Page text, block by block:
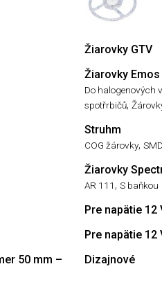
Žiarovky GTV
Žiarovky Emos
Do halogenových
spotřrbičů,
Struhm
COG žárovky, SMD
Žiarovky
AR 111 , S baňkou
Pre napätie 12
Pre napätie 12
50 mm –
Dizajnové